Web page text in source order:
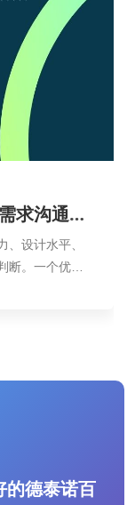
求沟通到
设计水平、
断。一个优秀
的德泰诺百